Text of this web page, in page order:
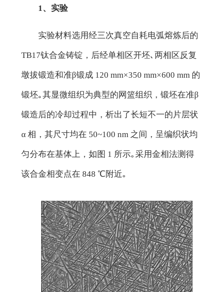
1、实验
实验材料选用经三次真空自耗电弧熔炼后的
TB17钛合金铸锭，后经单相区开坯､两相区反复
墩拔锻造和准β锻成 120 mm×350 mm×600 mm 的
锻坯｡其显微组织为典型的网篮组织，锻坯在准β
锻造后的冷却过程中，析出了长短不一的片层状
α 相，其尺寸均在 50~100 nm 之间，呈编织状均
匀分布在基体上，如图 1 所示｡采用金相法测得
该合金相变点在 848 ℃附近｡